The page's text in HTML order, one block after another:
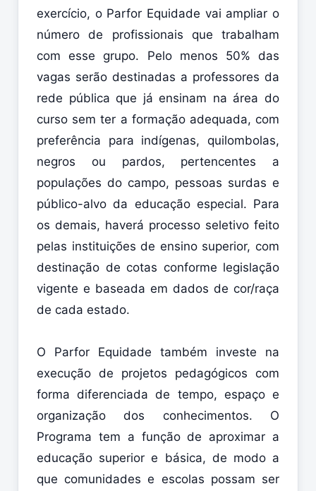
exercício, o Parfor Equidade vai ampliar o
número de profissionais que trabalham
com esse grupo. Pelo menos 50% das
vagas serão destinadas a professores da
rede pública que já ensinam na área do
curso sem ter a formação adequada, com
preferência para indígenas, quilombolas,
negros ou pardos, pertencentes a
populações do campo, pessoas surdas e
público-alvo da educação especial. Para
os demais, haverá processo seletivo feito
pelas instituições de ensino superior, com
destinação de cotas conforme legislação
vigente e baseada em dados de cor/raça
de cada estado.
O Parfor Equidade também investe na
execução de projetos pedagógicos com
forma diferenciada de tempo, espaço e
organização dos conhecimentos. O
Programa tem a função de aproximar a
educação superior e básica, de modo a
que comunidades e escolas possam ser